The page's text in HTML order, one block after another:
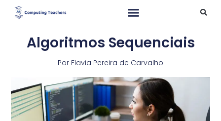
Algoritmos Sequenciais
Por Flavia Pereira de Carvalho